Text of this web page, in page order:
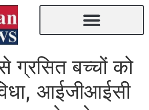
ग्रसित बच्चों को
आईजीआईसी